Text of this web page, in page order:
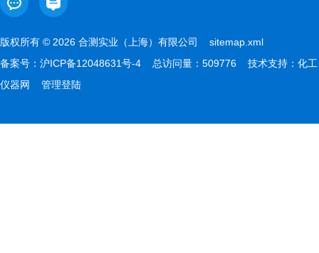
版权所有 © 2026 合测实业（上海）有限公司 sitemap.xml
备案号： 沪ICP备12048631号-4 总访问量：509776 技术支持： 化工
仪器网
管理登陆